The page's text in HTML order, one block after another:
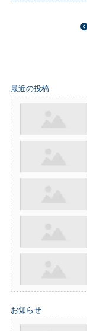
最近の投稿
お知らせ